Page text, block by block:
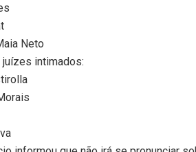
Neto
intimados: